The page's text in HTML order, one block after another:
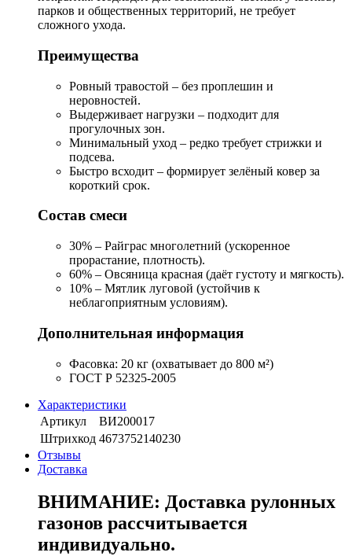
парков и общественных территорий, не требует
сложного ухода.
Преимущества
Ровный травостой – без проплешин и
неровностей.
Выдерживает нагрузки – подходит для
прогулочных зон.
Минимальный уход – редко требует стрижки и
подсева.
Быстро всходит – формирует зелёный ковер за
короткий срок.
Состав смеси
30% – Райграс многолетний (ускоренное
прорастание, плотность).
60% – Овсяница красная (даёт густоту и мягкость).
10% – Мятлик луговой (устойчив к
неблагоприятным условиям).
Дополнительная информация
Фасовка: 20 кг (охватывает до 800 м²)
ГОСТ Р 52325-2005
Характеристики
Артикул
ВИ200017
Штрихкод 4673752140230
Отзывы
Доставка
ВНИМАНИЕ: Доставка рулонных
газонов рассчитывается
индивидуально.